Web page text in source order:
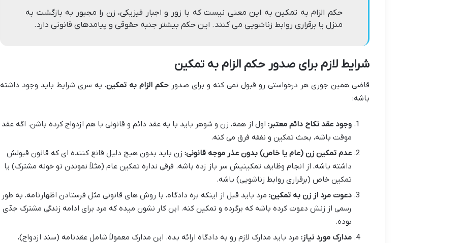
حکم الزام به تمکین به این معنی نیست که با زور و اجبار فیزیکی، زن را مجبور به بازگشت به
منزل یا برقراری روابط زناشویی می کنند. این حکم بیشتر جنبه حقوقی و پیامدهای قانونی دارد.
شرایط لازم برای صدور حکم الزام به تمکین
قاضی همین جوری هر درخواستی رو قبول نمی کنه و برای صدورحکم الزام به تمکین، یه سری شرایط باید وجود داشته
باشه:
وجود عقد نکاح دائم معتبر: اول از همه، زن و شوهر باید با یه عقد دائم و قانونی با هم ازدواج کرده باشن. اگه عقد
موقت باشه، بحث تمکین و نفقه فرق می کنه.
عدم تمکین زن (عام یا خاص) بدون عذر موجه قانونی: زن باید بدون هیچ دلیل قانع کننده ای که قانون قبولش
داشته باشه، از انجام وظایف تمکینیش سر باز زده باشه. فرقی نداره تمکین عام (مثلاً نموندن تو خونه مشترک) یا
تمکین خاص (برقراری روابط زناشویی) باشه.
دعوت مرد از زن به تمکین: مرد باید قبل از اینکه بره دادگاه، با روش های قانونی مثل فرستادن اظهارنامه، به طور
رسمی از زنش دعوت کرده باشه که برگرده و تمکین کنه. این کار نشون میده که مرد برای ادامه زندگی مشترک جدّی
بوده.
مدارک مورد نیاز: مرد باید مدارک لازم رو به دادگاه ارائه بده. این مدارک معمولاً شامل عقدنامه (سند ازدواج)،